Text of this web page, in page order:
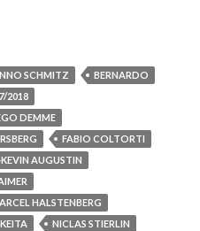
RB Leipzig 2017/2018
SCHMITZ
BERNARDO
2018
DEMME
FABIO COLTORTI
KEVIN AUGUSTIN
HALSTENBERG
NICLAS STIERLIN